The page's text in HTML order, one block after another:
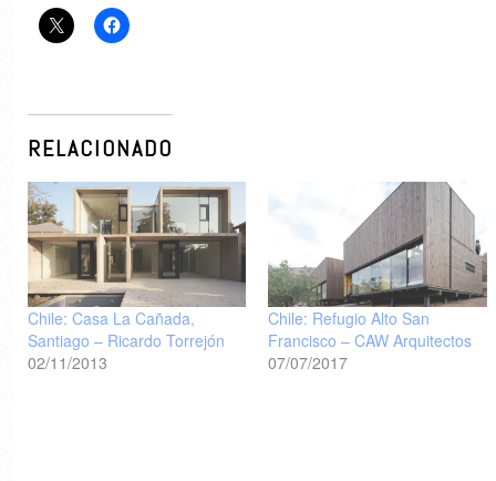
RELACIONADO
Chile: Casa La Cañada,
Santiago – Ricardo Torrejón
02/11/2013
Chile: Refugio Alto San
Francisco – CAW Arquitectos
07/07/2017